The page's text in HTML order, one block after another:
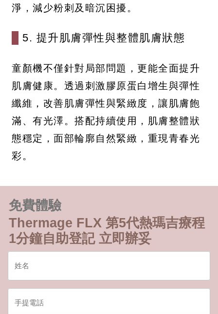
淨，減少粉刺及暗沉困擾。
5. 提升肌膚彈性與整體肌膚狀態
童顏機不僅針對局部問題，更能全面提升
肌膚健康。透過刺激膠原蛋白增生與彈性
纖維，改善肌膚彈性與緊緻度，讓肌膚飽
滿、有光澤。搭配持續使用，肌膚整體狀
態穩定，面部輪廓自然緊緻，重現青春光
彩。
免費體驗
Thermage FLX 第5代熱瑪吉療程
1分鐘自助登記 立即辦妥